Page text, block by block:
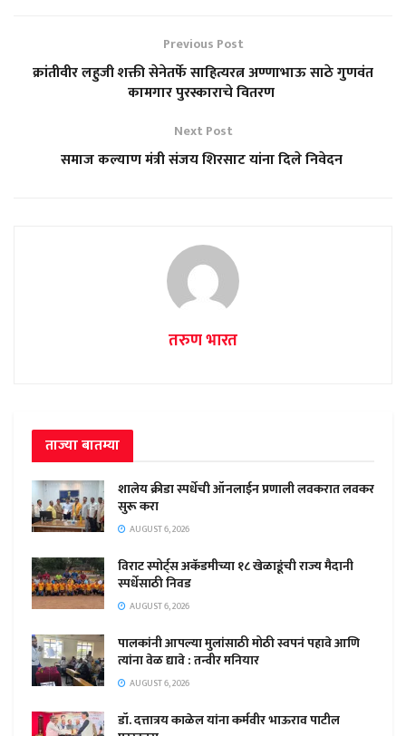
Previous Post
क्रांतीवीर लहुजी शक्ती सेनेतर्फे साहित्यरत्न अण्णाभाऊ साठे गुणवंत
कामगार पुरस्काराचे वितरण
Next Post
समाज कल्याण मंत्री संजय शिरसाट यांना दिले निवेदन
तरुण भारत
ताज्या बातम्या
शालेय क्रीडा स्पर्धेची ऑनलाईन प्रणाली लवकरात लवकर
सुरू करा
AUGUST 6, 2026
विराट स्पोर्ट्स अकॅडमीच्या १८ खेळाडूंची राज्य मैदानी
स्पर्धेसाठी निवड
AUGUST 6, 2026
पालकांनी आपल्या मुलांसाठी मोठी स्वपनं पहावे आणि
त्यांना वेळ द्यावे : तन्वीर मनियार
AUGUST 6, 2026
डॉ. दत्तात्रय काळेल यांना कर्मवीर भाऊराव पाटील